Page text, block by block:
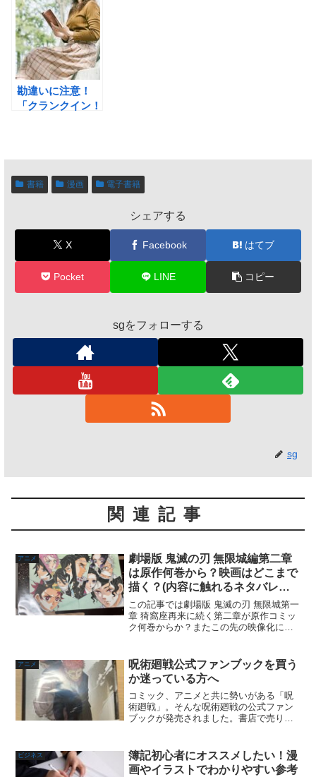
(イーブックジャ
パン)のメリット
とデメリットを詳
しく解説
勘違いに注意！
「クランクイン！
書籍 漫画 電子書籍
シェアする
X Facebook はてブ
Pocket LINE コピー
sgをフォローする
sg
関連記事
アニメ
劇場版 鬼滅の刃 無限城編第二章
は原作何巻から？映画はどこまで
描く？(内容に触れるネタバレ無
し)
この記事では劇場版 鬼滅の刃 無限城第一
章 猗窩座再来に続く第二章が原作コミッ
ク何巻からか？またこの先の映像化につ
はありませんが、構成としてのネタバレ
はありますのでご了...
アニメ
呪術廻戦公式ファンブックを買う
か迷っている方へ
コミック、アニメと共に勢いがある「呪
術廻戦」。そんな呪術廻戦の公式ファン
ブックが発売されました。書店で売り切
です。まだ買ってない方、買うか迷って
いる方の参考になれば幸い...
ビジネス
簿記初心者にオススメしたい！漫
画やイラストでわかりやすい参考